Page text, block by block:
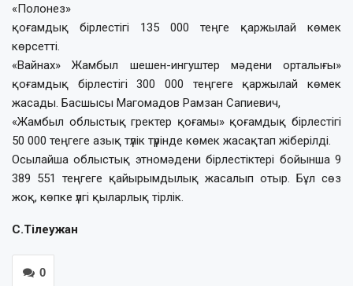
«Полонез»
қоғамдық бірлестігі 135 000 теңге қаржылай көмек
көрсетті.
«Вайнах» Жамбыл шешен-ингуштер мәдени орталығы»
қоғамдық бірлестігі 300 000 теңгеге қаржылай көмек
жасады. Басшысы Магомадов Рамзан Сапиевич,
«Жамбыл облыстық гректер қоғамы» қоғамдық бірлестігі
50 000 теңгеге азық түлік түрінде көмек жасақтап жіберілді.
Осылайша облыстық этномәдени бірлестіктері бойынша 9
389 551 теңгеге қайырымдылық жасалып отыр. Бұл сөз
жоқ, көпке үлгі қыларлық тірлік.
С.Тілеужан
0